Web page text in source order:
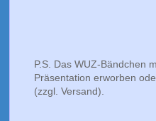
P.S. Das WUZ-Bändchen
Präsentation erworben
(zzgl. Versand).